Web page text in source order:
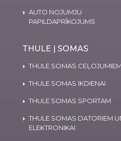
AUTO NOJUMJU
PAPILDAPRĪKOJUMS
THULE | SOMAS
THULE SOMAS CEĻOJUMIEM
THULE SOMAS IKDIENAI
THULE SOMAS SPORTAM
THULE SOMAS DATORIEM
ELEKTRONIKAI